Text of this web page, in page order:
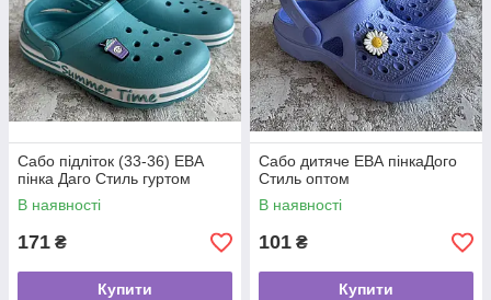
Сабо підліток (33-36) ЕВА
пінка Даго Стиль гуртом
В наявності
171 ₴
Купити
Сабо дитяче ЕВА пінкаДого
Стиль оптом
В наявності
101 ₴
Купити